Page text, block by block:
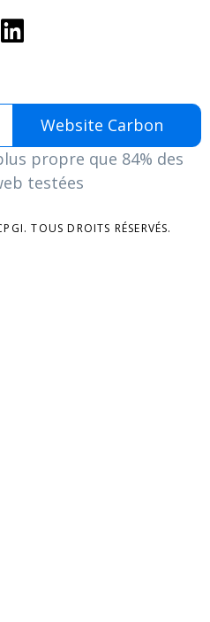
Website Carbon
propre que 84% des
testées
TOUS DROITS RÉSERVÉS.